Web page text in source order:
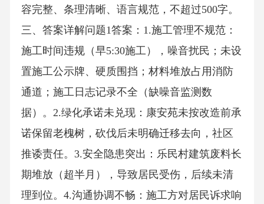
容完整、条理清晰、语言规范，不超过500字。
三、答案详解问题1答案：1.施工管理不规范：
施工时间违规（早5:30施工），噪音扰民；未设
置施工公示牌、硬质围挡；材料堆放占用消防
通道；施工日志记录不全（缺噪音监测数
据）。2.绿化承诺未兑现：康安苑未按改造前承
诺保留老槐树，砍伐后未明确迁移去向，社区
推诿责任。3.安全隐患突出：乐民村建筑废料长
期堆放（超半月），导致居民受伤，后续未清
理到位。4.沟通协调不畅：施工方对居民诉求响